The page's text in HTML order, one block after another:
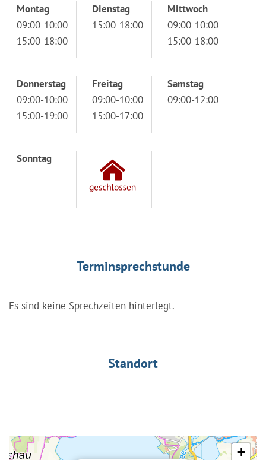
Montag
09:00-10:00
15:00-18:00
Dienstag
15:00-18:00
Mittwoch
09:00-10:00
15:00-18:00
Donnerstag
09:00-10:00
15:00-19:00
Freitag
09:00-10:00
15:00-17:00
Samstag
09:00-12:00
Sonntag
Terminsprechstunde
Es sind keine Sprechzeiten hinterlegt.
Standort
+